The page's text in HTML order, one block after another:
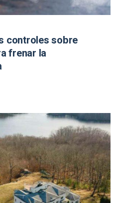
controles sobre
frenar la